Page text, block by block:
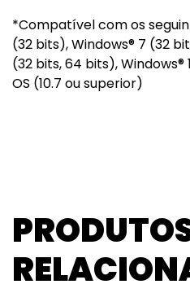
*Compatível com os
(32 bits), Windows® 7 (32
(32 bits, 64 bits), Windows®
OS (10.7 ou superior)